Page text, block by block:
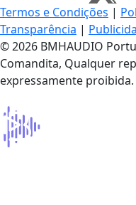
Termos e Condições |
Transparência |
© 2026 BMHAUDIO
Comandita, Qualquer
expressamente